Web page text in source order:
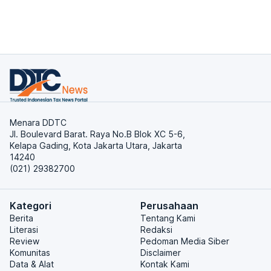
Menara DDTC
Jl. Boulevard Barat. Raya No.B Blok XC 5-6,
Kelapa Gading, Kota Jakarta Utara, Jakarta
14240
(021) 29382700
Kategori
Berita
Literasi
Review
Komunitas
Data & Alat
Perusahaan
Tentang Kami
Redaksi
Pedoman Media Siber
Disclaimer
Kontak Kami